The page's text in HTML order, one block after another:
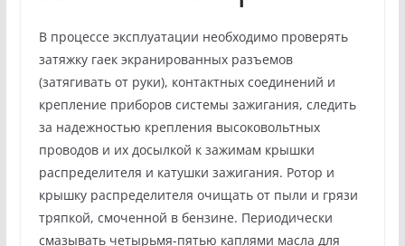
В процессе эксплуатации необходимо проверять
затяжку гаек экранированных разъемов
(затягивать от руки), контактных соединений и
крепление приборов системы зажигания, следить
за надежностью крепления высоковольтных
проводов и их досылкой к зажимам крышки
распределителя и катушки зажигания. Ротор и
крышку распределителя очищать от пыли и грязи
тряпкой, смоченной в бензине. Периодически
смазывать четырьмя-пятью каплями масла для